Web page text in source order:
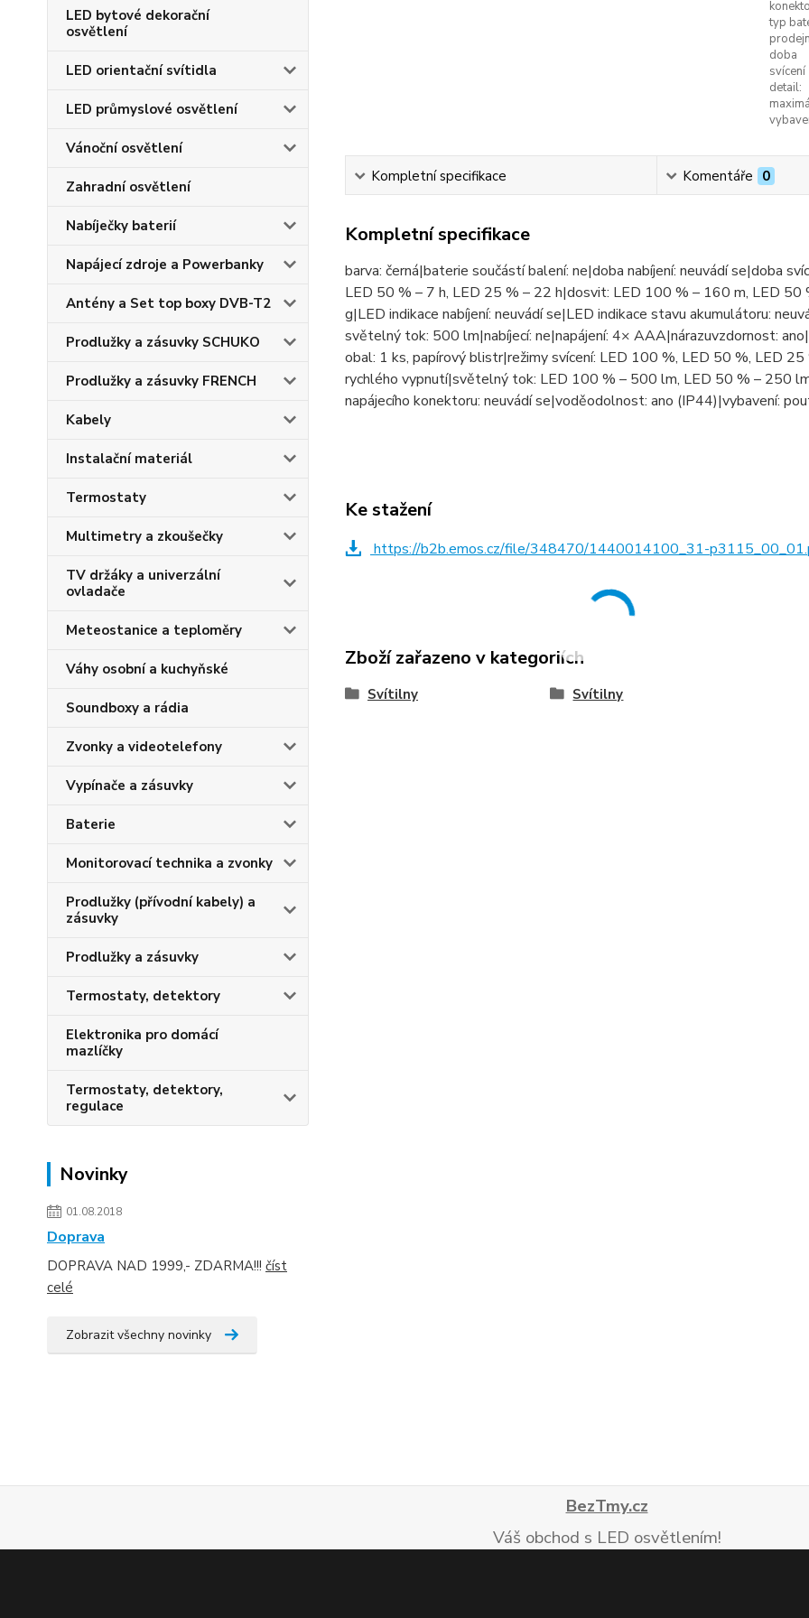
LED bytové dekorační
osvětlení
LED orientační svítidla
LED průmyslové osvětlení
Vánoční osvětlení
Zahradní osvětlení
Nabíječky baterií
Napájecí zdroje a Powerbanky
Antény a Set top boxy DVB-T2
Prodlužky a zásuvky SCHUKO
Prodlužky a zásuvky FRENCH
Kabely
Instalační materiál
Termostaty
Multimetry a zkoušečky
TV držáky a univerzální
ovladače
Meteostanice a teploměry
Váhy osobní a kuchyňské
Soundboxy a rádia
Zvonky a videotelefony
Vypínače a zásuvky
Baterie
Monitorovací technika a zvonky
Prodlužky (přívodní kabely) a
zásuvky
Prodlužky a zásuvky
Termostaty, detektory
Elektronika pro domácí
mazlíčky
Termostaty, detektory,
regulace
Novinky
01.08.2018
Doprava
DOPRAVA NAD 1999,- ZDARMA!!! číst
celé
Zobrazit všechny novinky
typ
doba
svícení
detail:
Kompletní specifikace Komentáře 0
Kompletní specifikace
barva: černá|baterie součástí balení: ne|doba nabíjení: neuvádí se|doba
LED 50 % – 7 h, LED 25 % – 22 h|dosvit: LED 100 % – 160 m, LED
g|LED indikace nabíjení: neuvádí se|LED indikace stavu akumulátoru:
světelný tok: 500 lm|nabíjecí: ne|napájení: 4× AAA|nárazuvzdornost:
obal: 1 ks, papírový blistr|režimy svícení: LED 100 %, LED 50 %, LED
rychlého vypnutí|světelný tok: LED 100 % – 500 lm, LED 50 % – 250
napájecího konektoru: neuvádí se|voděodolnost: ano (IP44)|vybavení:
Ke stažení
https://b2b.emos.cz/file/348470/1440014100_31-
Zboží zařazeno v kategoriích
Svítilny Svítilny
BezTmy.cz
Váš obchod s LED osvětlením!